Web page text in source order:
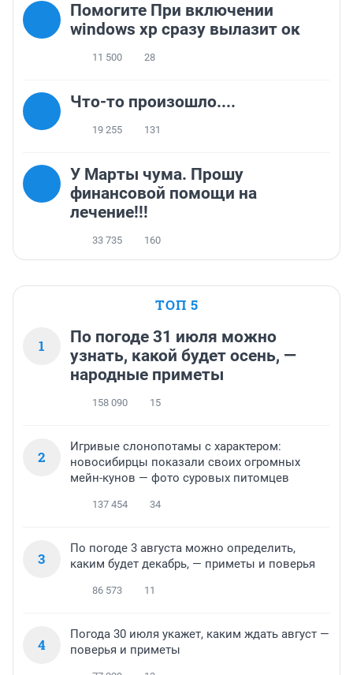
Помогите При включении
windows xp сразу вылазит ок
11 500 28
Что-то произошло....
19 255 131
У Марты чума. Прошу
финансовой помощи на
лечение!!!
33 735 160
ТОП 5
1
По погоде 31 июля можно
узнать, какой будет осень, —
народные приметы
158 090 15
2
Игривые слонопотамы с характером:
новосибирцы показали своих огромных
мейн-кунов — фото суровых питомцев
137 454 34
3
По погоде 3 августа можно определить,
каким будет декабрь, — приметы и поверья
86 573 11
4
Погода 30 июля укажет, каким ждать август —
поверья и приметы